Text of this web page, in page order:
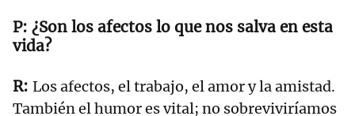
¿Son los afectos lo que nos salva en esta
vida?
Los afectos, el trabajo, el amor y la amistad.
También el humor es vital; no sobreviviríamos